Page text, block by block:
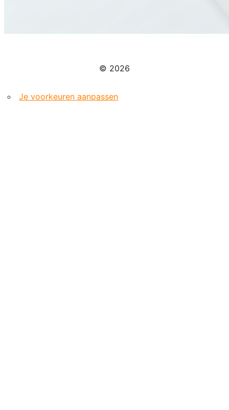
© 2026
Je voorkeuren aanpassen